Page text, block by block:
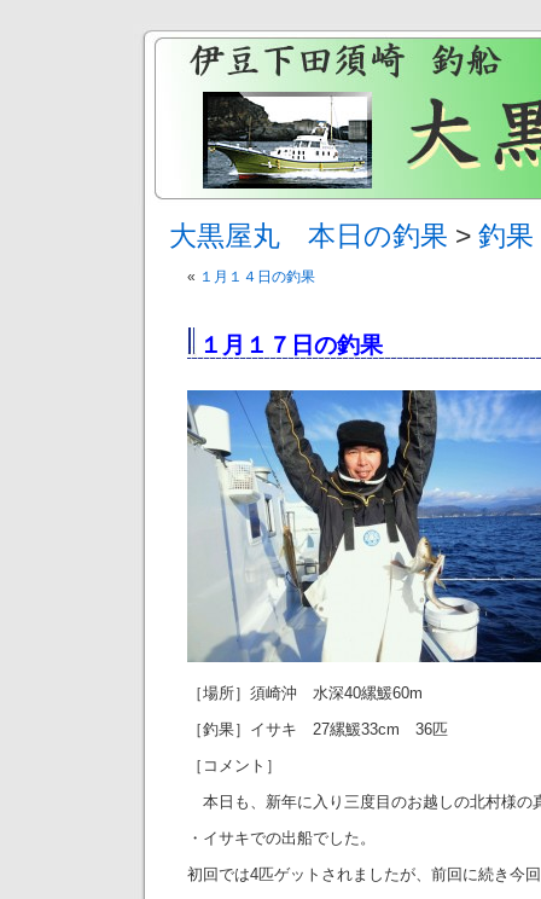
大黒屋丸 本日の釣果 > 釣果
« １月１４日の釣果
１月１７日の釣果
［場所］須崎沖 水深40縲鰀60m
［釣果］イサキ 27縲鰀33cm 36匹
［コメント］
本日も、新年に入り三度目のお越しの北村様の
・イサキでの出船でした。
初回では4匹ゲットされましたが、前回に続き今